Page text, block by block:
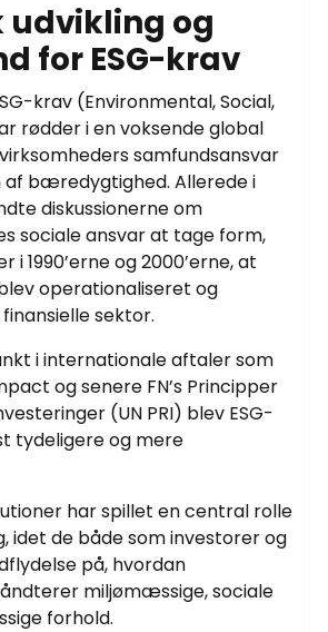
udvikling og
for ESG-krav
krav (Environmental, Social,
rødder i en voksende global
samfundsansvar
af bæredygtighed. Allerede i
diskussionerne om
sociale ansvar at tage form,
1990’erne og 2000’erne, at
operationaliseret og
sektor.
i internationale aftaler som
og senere FN’s Principper
(UN PRI) blev ESG-
tydeligere og mere
har spillet en central rolle
idet de både som investorer og
på, hvordan
miljømæssige, sociale
forhold.